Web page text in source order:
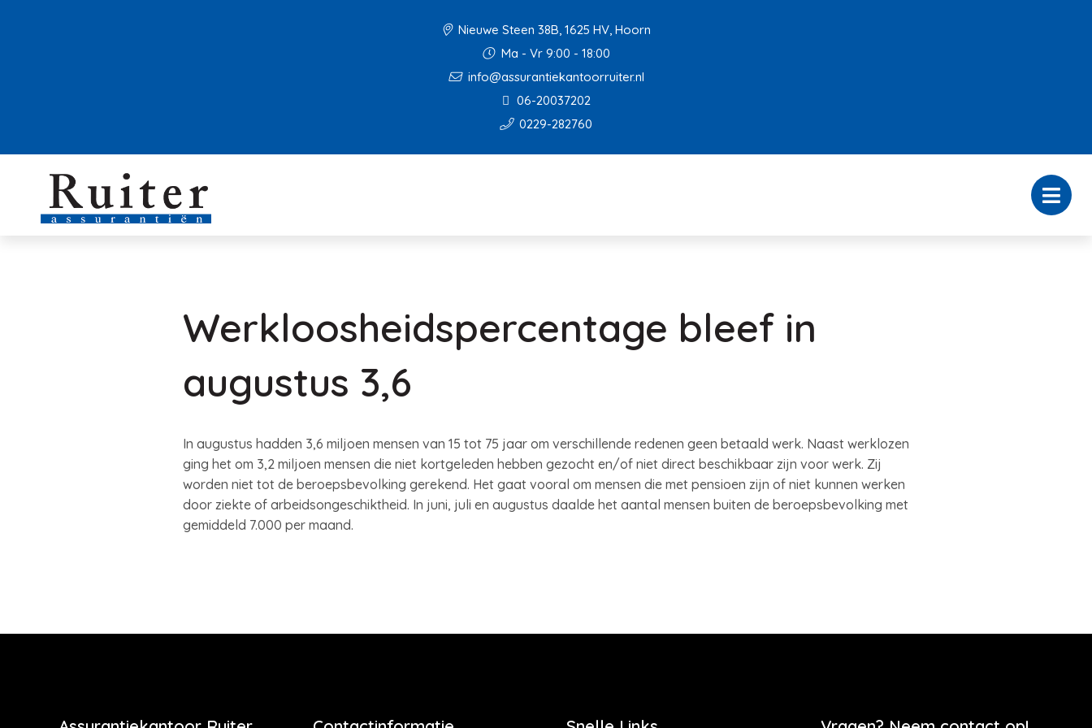
Nieuwe Steen 38B, 1625 HV, Hoorn
Ma - Vr 9:00 - 18:00
info@assurantiekantoorruiter.nl
06-20037202
0229-282760
Werkloosheidspercentage bleef in
augustus 3,6
In augustus hadden 3,6 miljoen mensen van 15 tot 75 jaar om verschillende redenen geen betaald werk. Naast werklozen
ging het om 3,2 miljoen mensen die niet kortgeleden hebben gezocht en/of niet direct beschikbaar zijn voor werk. Zij
worden niet tot de beroepsbevolking gerekend. Het gaat vooral om mensen die met pensioen zijn of niet kunnen werken
door ziekte of arbeidsongeschiktheid. In juni, juli en augustus daalde het aantal mensen buiten de beroepsbevolking met
gemiddeld 7.000 per maand.